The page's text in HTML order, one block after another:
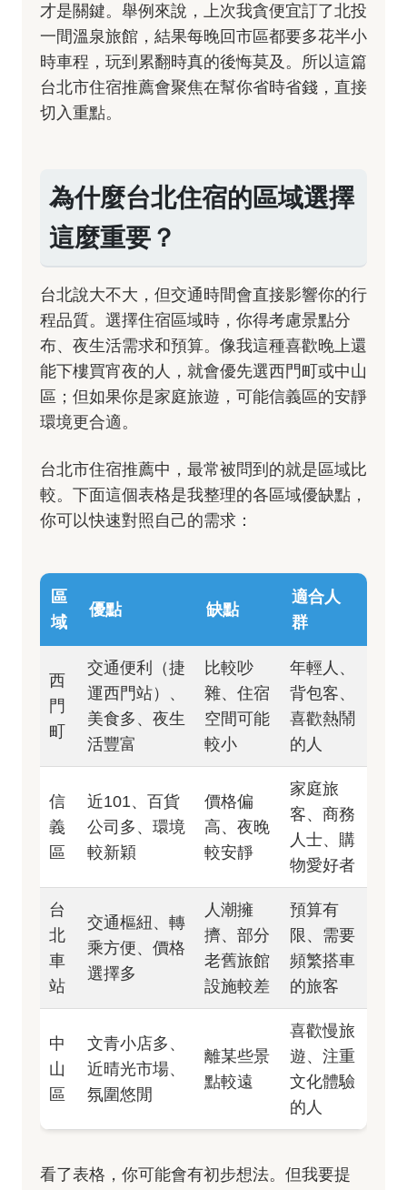
才是關鍵。舉例來說，上次我貪便宜訂了北投
一間溫泉旅館，結果每晚回市區都要多花半小
時車程，玩到累翻時真的後悔莫及。所以這篇
台北市住宿推薦會聚焦在幫你省時省錢，直接
切入重點。
為什麼台北住宿的區域選擇
這麼重要？
台北說大不大，但交通時間會直接影響你的行
程品質。選擇住宿區域時，你得考慮景點分
布、夜生活需求和預算。像我這種喜歡晚上還
能下樓買宵夜的人，就會優先選西門町或中山
區；但如果你是家庭旅遊，可能信義區的安靜
環境更合適。
台北市住宿推薦中，最常被問到的就是區域比
較。下面這個表格是我整理的各區域優缺點，
你可以快速對照自己的需求：
區
域
優點 缺點
適合人
群
西
門
町
交通便利（捷
運西門站）、
美食多、夜生
活豐富
比較吵
雜、住宿
空間可能
較小
年輕人、
背包客、
喜歡熱鬧
的人
信
義
區
近101、百貨
公司多、環境
較新穎
價格偏
高、夜晚
較安靜
家庭旅
客、商務
人士、購
物愛好者
台
北
車
站
交通樞紐、轉
乘方便、價格
選擇多
人潮擁
擠、部分
老舊旅館
設施較差
預算有
限、需要
頻繁搭車
的旅客
中
山
區
文青小店多、
近晴光市場、
氛圍悠閒
離某些景
點較遠
喜歡慢旅
遊、注重
文化體驗
的人
看了表格，你可能會有初步想法。但我要提